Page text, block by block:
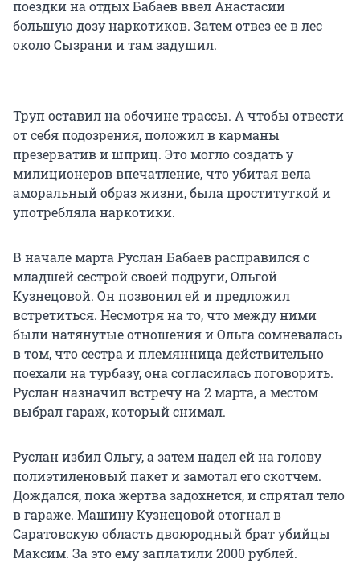
поездки на отдых Бабаев ввел Анастасии
большую дозу наркотиков. Затем отвез ее в лес
около Сызрани и там задушил.
Труп оставил на обочине трассы. А чтобы отвести
от себя подозрения, положил в карманы
презерватив и шприц. Это могло создать у
милиционеров впечатление, что убитая вела
аморальный образ жизни, была проституткой и
употребляла наркотики.
В начале марта Руслан Бабаев расправился с
младшей сестрой своей подруги, Ольгой
Кузнецовой. Он позвонил ей и предложил
встретиться. Несмотря на то, что между ними
были натянутые отношения и Ольга сомневалась
в том, что сестра и племянница действительно
поехали на турбазу, она согласилась поговорить.
Руслан назначил встречу на 2 марта, а местом
выбрал гараж, который снимал.
Руслан избил Ольгу, а затем надел ей на голову
полиэтиленовый пакет и замотал его скотчем.
Дождался, пока жертва задохнется, и спрятал тело
в гараже. Машину Кузнецовой отогнал в
Саратовскую область двоюродный брат убийцы
Максим. За это ему заплатили2000 рублей.